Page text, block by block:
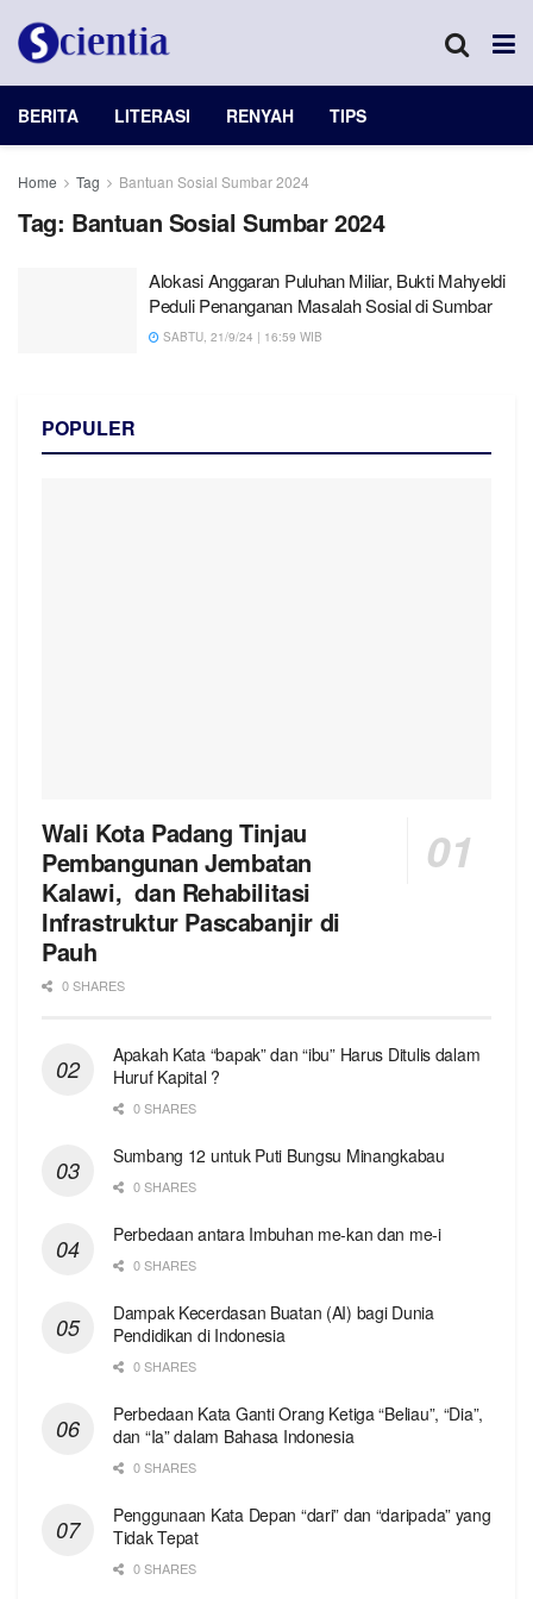
BERITA LITERASI RENYAH TIPS
Home Tag Bantuan Sosial Sumbar 2024
Tag: Bantuan Sosial Sumbar 2024
Alokasi Anggaran Puluhan Miliar, Bukti Mahyeldi
Peduli Penanganan Masalah Sosial di Sumbar
SABTU, 21/9/24 | 16:59 WIB
POPULER
Wali Kota Padang Tinjau
Pembangunan Jembatan
Kalawi, dan Rehabilitasi
Infrastruktur Pascabanjir di
Pauh
0 SHARES
Apakah Kata “bapak” dan “ibu” Harus Ditulis dalam
Huruf Kapital ?
0 SHARES
Sumbang 12 untuk Puti Bungsu Minangkabau
0 SHARES
Perbedaan antara Imbuhan me-kan dan me-i
0 SHARES
Dampak Kecerdasan Buatan (AI) bagi Dunia
Pendidikan di Indonesia
0 SHARES
Perbedaan Kata Ganti Orang Ketiga “Beliau”, “Dia”,
dan “Ia” dalam Bahasa Indonesia
0 SHARES
Penggunaan Kata Depan “dari” dan “daripada” yang
Tidak Tepat
0 SHARES